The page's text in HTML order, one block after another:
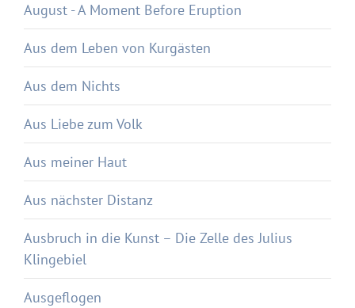
August - A Moment Before Eruption
Aus dem Leben von Kurgästen
Aus dem Nichts
Aus Liebe zum Volk
Aus meiner Haut
Aus nächster Distanz
Ausbruch in die Kunst – Die Zelle des Julius
Klingebiel
Ausgeflogen